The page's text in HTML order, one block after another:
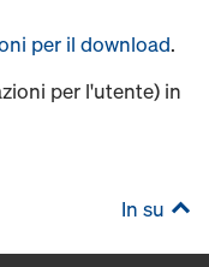
per il download.
per l'utente) in
In su